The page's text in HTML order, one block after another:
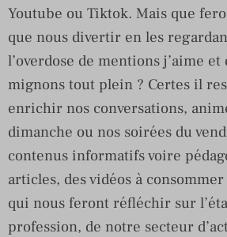
Youtube ou Tiktok. Mais que
que nous divertir en les
l’overdose de mentions j’aime et
mignons tout plein ? Certes il
enrichir nos conversations,
dimanche ou nos soirées du
contenus informatifs voire
articles, des vidéos à
qui nous feront réfléchir sur
profession, de notre secteur